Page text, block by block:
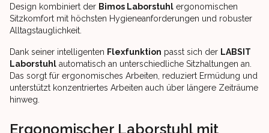
Design kombiniert der Bimos Laborstuhl ergonomischen
Sitzkomfort mit höchsten Hygieneanforderungen und robuster
Alltagstauglichkeit.
Dank seiner intelligenten Flexfunktion passt sich der LABSIT
Laborstuhl automatisch an unterschiedliche Sitzhaltungen an.
Das sorgt für ergonomisches Arbeiten, reduziert Ermüdung und
unterstützt konzentriertes Arbeiten auch über längere Zeiträume
hinweg.
Ergonomischer Laborstuhl mit